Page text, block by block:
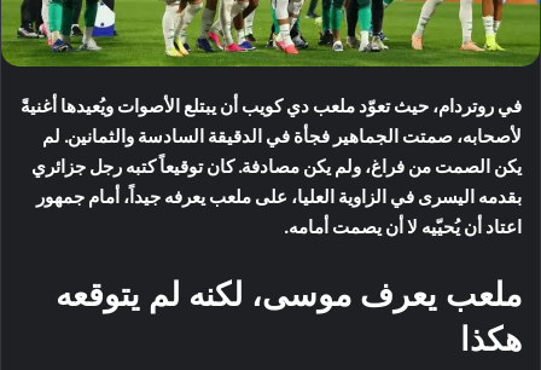
في روتردام، حيث تعوّد ملعب دي كويب أن يبتلع الأصوات ويُعيدها أغنيةً
لأصحابه، صمتت الجماهير فجأة في الدقيقة السادسة والثمانين. لم
يكن الصمت من فراغ، ولم يكن مصادفة. كان توقيعاً كتبه رجل جزائري
بقدمه اليسرى في الزاوية العليا، على ملعب يعرفه جيداً، أمام جمهور
اعتاد أن يُحيّيه لا أن يصمت أمامه.
ملعب يعرف موسى، لكنه لم يتوقعه
هكذا